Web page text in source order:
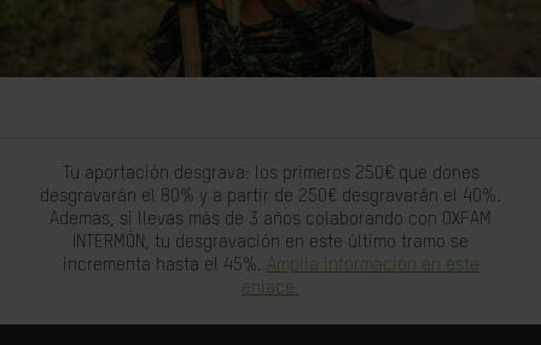
Tu aportación desgrava: los primeros 250€ que dones
desgravarán el 80% y a partir de 250€ desgravarán el 40%.
Además, si llevas más de 3 años colaborando con OXFAM
INTERMÓN, tu desgravación en este último tramo se
incrementa hasta el 45%. Amplia información en este
enlace.